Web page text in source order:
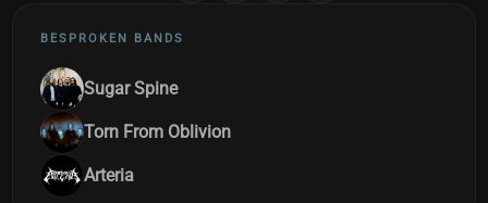
BESPROKEN BANDS
Sugar Spine
Torn From Oblivion
Arteria